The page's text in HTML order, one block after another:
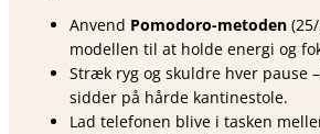
Anvend Pomodoro-metoden
modellen til at holde energi og
Stræk ryg og skuldre hver pause
sidder på hårde kantinestole.
Lad telefonen blive i tasken